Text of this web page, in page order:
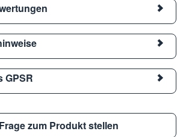
GPSR
Frage zum Produkt stellen